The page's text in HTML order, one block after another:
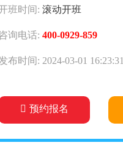
班时间: 滚动开班
询电话: 400-0929-859
布时间: 2024-03-01 16:23:31
预约报名